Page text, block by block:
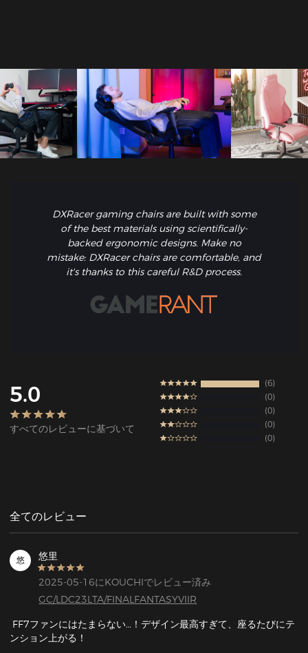
DXRacer gaming chairs are built with some
of the best materials using scientifically-
backed ergonomic designs. Make no
mistake: DXRacer chairs are comfortable, and
it's thanks to this careful R&D process.
5.0
すべてのレビューに基づいて
6
0
0
0
0
全てのレビュー
悠 悠里
2025-05-16にKOUCHIでレビュー済み
GC/LDC23LTA/FINALFANTASYVIIR
ンション上がる！